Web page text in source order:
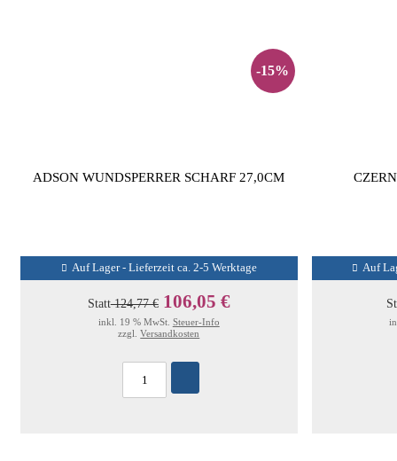
-15%
ADSON WUNDSPERRER SCHARF 27,0CM
Auf Lager - Lieferzeit ca. 2-5 Werktage
Statt124,77 € 106,05 €
inkl. 19 % MwSt. Steuer-Info
zzgl.Versandkosten
Auf